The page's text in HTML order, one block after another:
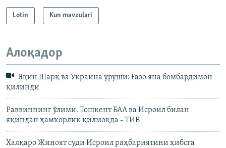
Lotin Kun mavzulari
Алоқадор
Яқин Шарқ ва Украина уруши: Ғазо яна бомбардимон
қилинди
Раввиннинг ўлими. Тошкент БАА ва Исроил билан
яқиндан ҳамкорлик қилмоқда - ТИВ
Халқаро Жиноят суди Исроил раҳбариятини ҳибсга